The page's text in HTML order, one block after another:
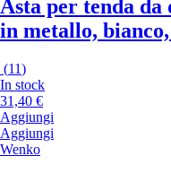
Asta per tenda da
in metallo,
(11)
In stock
31,40 €
Aggiungi
Aggiungi
Wenko